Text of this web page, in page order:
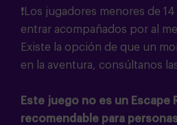
❗Los jugadores menores de
entrar acompañados por al
Existe la opción de que un
en la aventura, consúltanos
Este juego no es un Escape
recomendable para